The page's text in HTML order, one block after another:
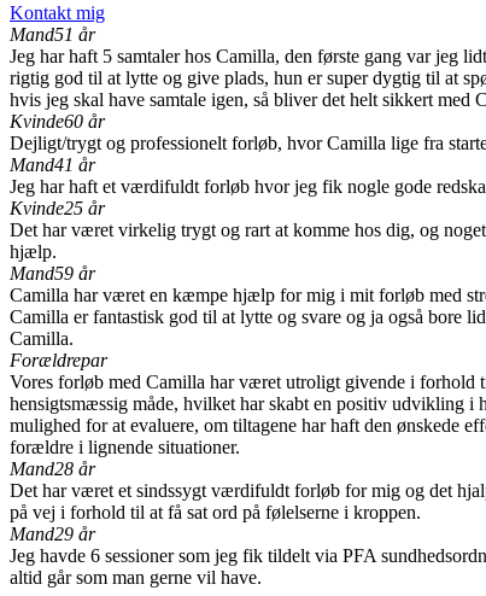
Kontakt mig
Mand51 år
Jeg har haft 5 samtaler hos Camilla, den første gang var jeg
rigtig god til at lytte og give plads, hun er super dygtig til at
hvis jeg skal have samtale igen, så bliver det helt sikkert med
Kvinde60 år
Dejligt/trygt og professionelt forløb, hvor Camilla lige fra
Mand41 år
Jeg har haft et værdifuldt forløb hvor jeg fik nogle gode
Kvinde25 år
Det har været virkelig trygt og rart at komme hos dig, og
hjælp.
Mand59 år
Camilla har været en kæmpe hjælp for mig i mit forløb med
Camilla er fantastisk god til at lytte og svare og ja også bore
Camilla.
Forældrepar
Vores forløb med Camilla har været utroligt givende i
hensigtsmæssig måde, hvilket har skabt en positiv udvikling
mulighed for at evaluere, om tiltagene har haft den ønskede
forældre i lignende situationer.
Mand28 år
Det har været et sindssygt værdifuldt forløb for mig og det
på vej i forhold til at få sat ord på følelserne i kroppen.
Mand29 år
Jeg havde 6 sessioner som jeg fik tildelt via PFA
altid går som man gerne vil have.